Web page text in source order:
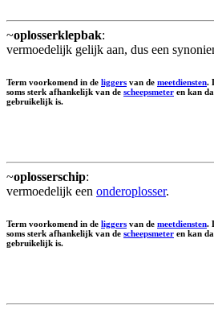
~oplosserklepbak:
vermoedelijk gelijk aan, dus een
Term voorkomend in de liggers van de meetdiensten.
soms sterk afhankelijk van de scheepsmeter en kan
gebruikelijk is.
~oplosserschip:
vermoedelijk een onderoplosser.
Term voorkomend in de liggers van de meetdiensten.
soms sterk afhankelijk van de scheepsmeter en kan
gebruikelijk is.